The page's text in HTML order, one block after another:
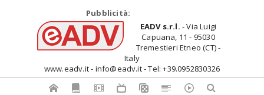
Pubblicità:
EADV s.r.l. - Via Luigi
Capuana, 11 - 95030
Tremestieri Etneo (CT) -
Italy
www.eadv.it - info@eadv.it - Tel: +39.0952830326